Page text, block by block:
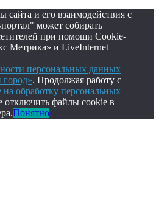
и его взаимодействия с
может собирать
при помощи Cookie-
Метрика» и LiveInternet
персональных данных
город». Продолжая работу с
на обработку персональных
отключить файлы cookie в
Понятно